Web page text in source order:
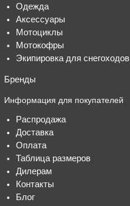
Одежда
Аксессуары
Мотоциклы
Мотокофры
Экипировка для снегоходов
Бренды
Информация для покупателей
Распродажа
Доставка
Оплата
Таблица размеров
Дилерам
Контакты
Блог